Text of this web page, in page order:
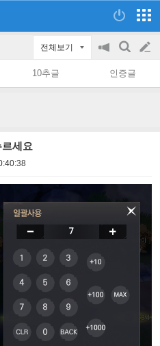
전체보기
공
on/off
검
색
글
쓰
10추글 인증글
세요